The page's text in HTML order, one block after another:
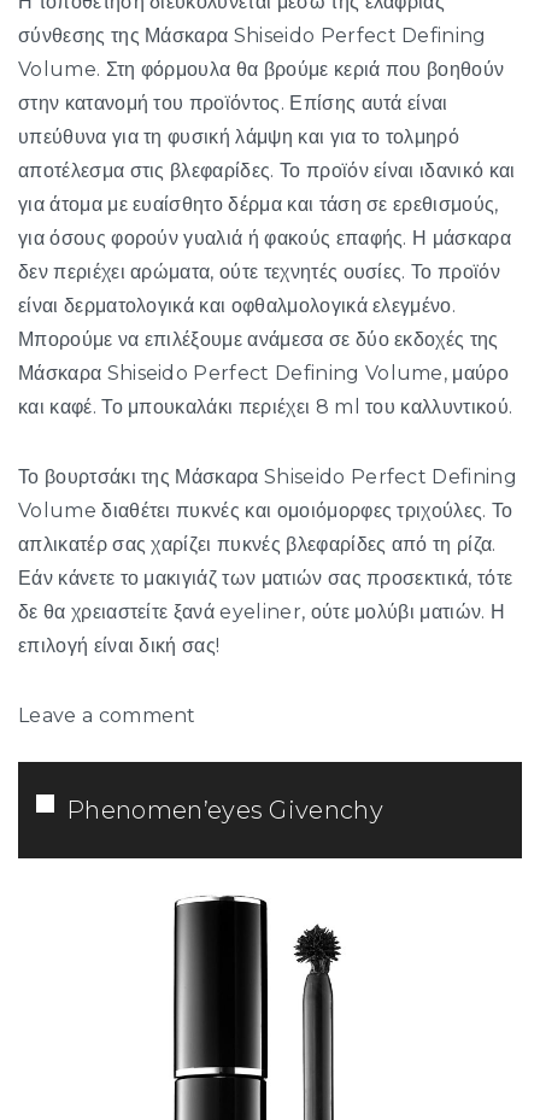
σύνθεσης της Μάσκαρα Shiseido Perfect Defining
Volume. Στη φόρμουλα θα βρούμε κεριά που βοηθούν
στην κατανομή του προϊόντος. Επίσης αυτά είναι
υπεύθυνα για τη φυσική λάμψη και για το τολμηρό
αποτέλεσμα στις βλεφαρίδες. Το προϊόν είναι ιδανικό και
για άτομα με ευαίσθητο δέρμα και τάση σε ερεθισμούς,
για όσους φορούν γυαλιά ή φακούς επαφής. Η μάσκαρα
δεν περιέχει αρώματα, ούτε τεχνητές ουσίες. Το προϊόν
είναι δερματολογικά και οφθαλμολογικά ελεγμένο.
Μπορούμε να επιλέξουμε ανάμεσα σε δύο εκδοχές της
Μάσκαρα Shiseido Perfect Defining Volume, μαύρο
και καφέ. Το μπουκαλάκι περιέχει 8 ml του καλλυντικού.
Το βουρτσάκι της Μάσκαρα Shiseido Perfect Defining
Volume διαθέτει πυκνές και ομοιόμορφες τριχούλες. Το
απλικατέρ σας χαρίζει πυκνές βλεφαρίδες από τη ρίζα.
Εάν κάνετε το μακιγιάζ των ματιών σας προσεκτικά, τότε
δε θα χρειαστείτε ξανά eyeliner, ούτε μολύβι ματιών. Η
επιλογή είναι δική σας!
Leave a comment
Phenomen’eyes Givenchy